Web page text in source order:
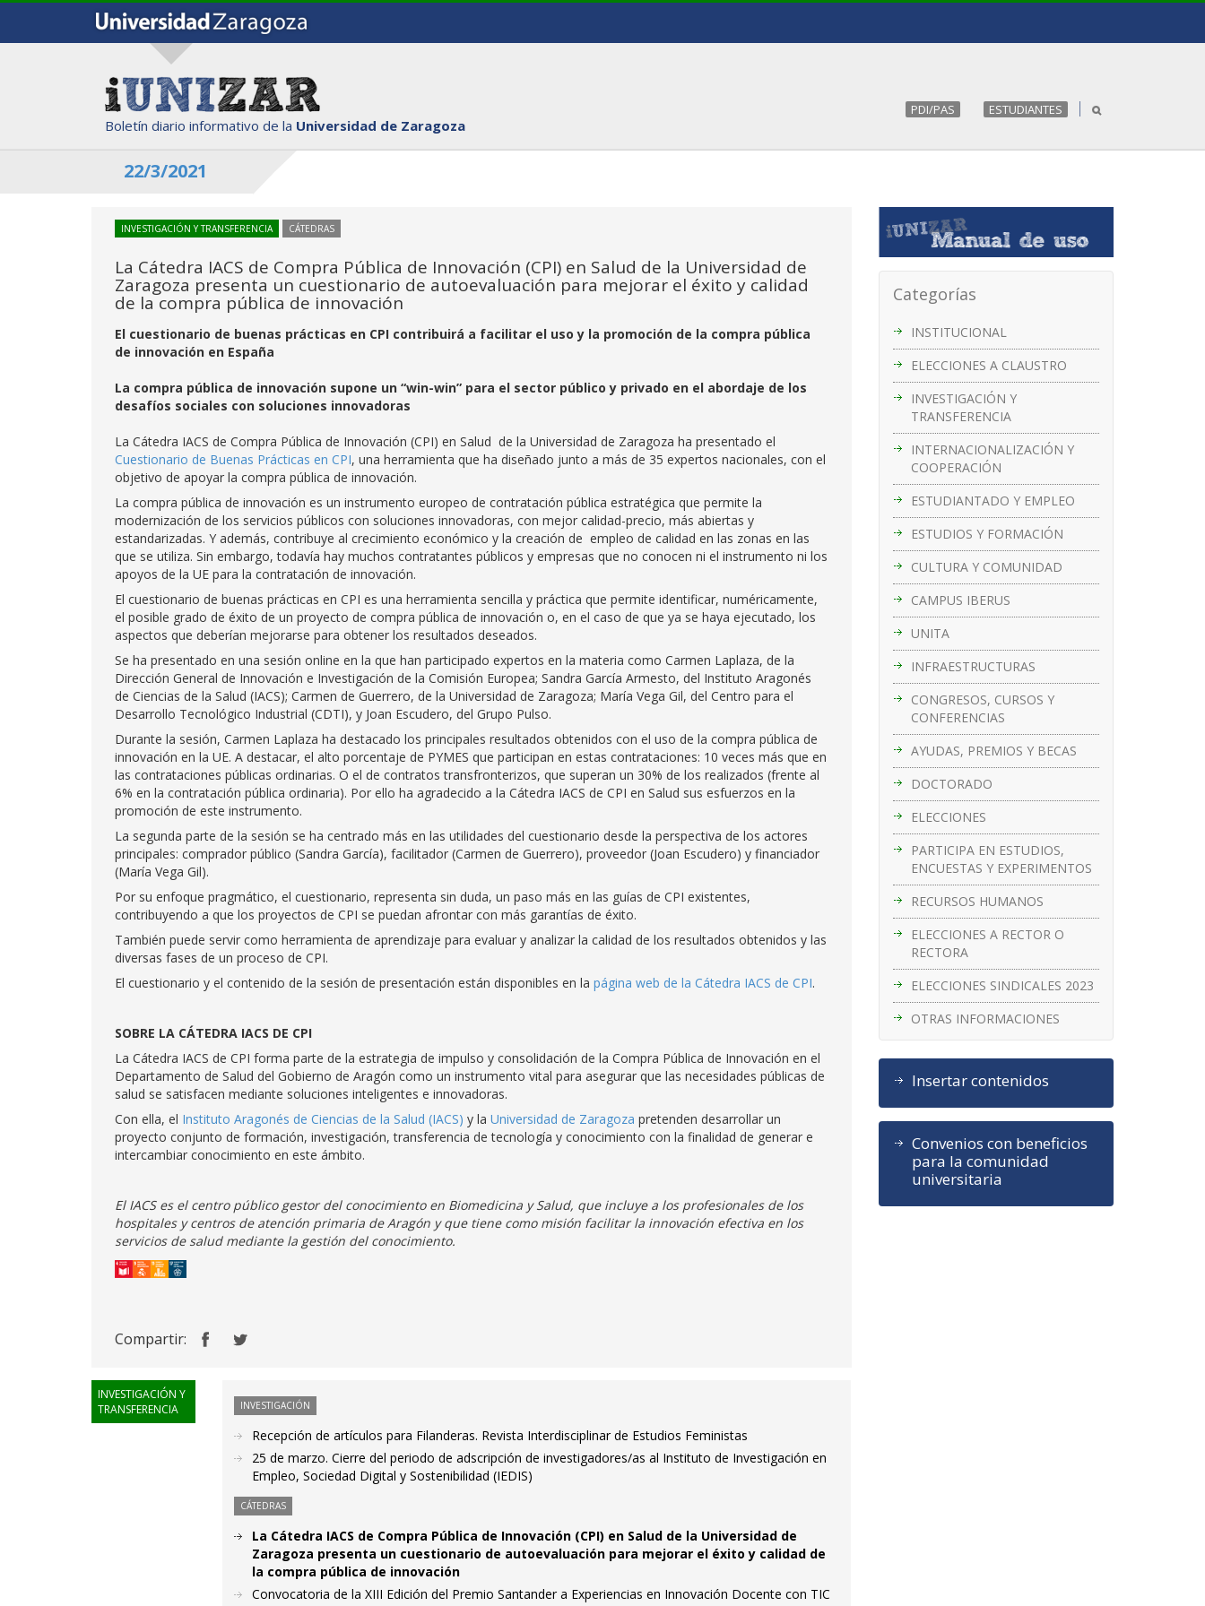
Boletín diario informativo de la Universidad de Zaragoza
PDI/PAS ESTUDIANTES
22/3/2021
Categorías
INSTITUCIONAL
ELECCIONES A CLAUSTRO
INVESTIGACIÓN Y
TRANSFERENCIA
INTERNACIONALIZACIÓN Y
COOPERACIÓN
ESTUDIANTADO Y EMPLEO
ESTUDIOS Y FORMACIÓN
CULTURA Y COMUNIDAD
CAMPUS IBERUS
UNITA
INFRAESTRUCTURAS
CONGRESOS, CURSOS Y
CONFERENCIAS
AYUDAS, PREMIOS Y BECAS
DOCTORADO
ELECCIONES
PARTICIPA EN ESTUDIOS,
ENCUESTAS Y EXPERIMENTOS
RECURSOS HUMANOS
ELECCIONES A RECTOR O
RECTORA
ELECCIONES SINDICALES 2023
OTRAS INFORMACIONES
Insertar contenidos
Convenios con beneficios
para la comunidad
universitaria
INVESTIGACIÓN Y TRANSFERENCIA CÁTEDRAS
La Cátedra IACS de Compra Pública de Innovación (CPI) en Salud de la Universidad de
Zaragoza presenta un cuestionario de autoevaluación para mejorar el éxito y calidad
de la compra pública de innovación
El cuestionario de buenas prácticas en CPI contribuirá a facilitar el uso y la promoción de la compra pública
de innovación en España
La compra pública de innovación supone un “win-win” para el sector público y privado en el abordaje de los
desafíos sociales con soluciones innovadoras
La Cátedra IACS de Compra Pública de Innovación (CPI) en Salud de la Universidad de Zaragoza ha presentado el
Cuestionario de Buenas Prácticas en CPI, una herramienta que ha diseñado junto a más de 35 expertos nacionales, con el
objetivo de apoyar la compra pública de innovación.
La compra pública de innovación es un instrumento europeo de contratación pública estratégica que permite la
modernización de los servicios públicos con soluciones innovadoras, con mejor calidad-precio, más abiertas y
estandarizadas. Y además, contribuye al crecimiento económico y la creación de empleo de calidad en las zonas en las
que se utiliza. Sin embargo, todavía hay muchos contratantes públicos y empresas que no conocen ni el instrumento ni los
apoyos de la UE para la contratación de innovación.
El cuestionario de buenas prácticas en CPI es una herramienta sencilla y práctica que permite identificar, numéricamente,
el posible grado de éxito de un proyecto de compra pública de innovación o, en el caso de que ya se haya ejecutado, los
aspectos que deberían mejorarse para obtener los resultados deseados.
Se ha presentado en una sesión online en la que han participado expertos en la materia como Carmen Laplaza, de la
Dirección General de Innovación e Investigación de la Comisión Europea; Sandra García Armesto, del Instituto Aragonés
de Ciencias de la Salud (IACS); Carmen de Guerrero, de la Universidad de Zaragoza; María Vega Gil, del Centro para el
Desarrollo Tecnológico Industrial (CDTI), y Joan Escudero, del Grupo Pulso.
Durante la sesión, Carmen Laplaza ha destacado los principales resultados obtenidos con el uso de la compra pública de
innovación en la UE. A destacar, el alto porcentaje de PYMES que participan en estas contrataciones: 10 veces más que en
las contrataciones públicas ordinarias. O el de contratos transfronterizos, que superan un 30% de los realizados (frente al
6% en la contratación pública ordinaria). Por ello ha agradecido a la Cátedra IACS de CPI en Salud sus esfuerzos en la
promoción de este instrumento.
La segunda parte de la sesión se ha centrado más en las utilidades del cuestionario desde la perspectiva de los actores
principales: comprador público (Sandra García), facilitador (Carmen de Guerrero), proveedor (Joan Escudero) y financiador
(María Vega Gil).
Por su enfoque pragmático, el cuestionario, representa sin duda, un paso más en las guías de CPI existentes,
contribuyendo a que los proyectos de CPI se puedan afrontar con más garantías de éxito.
También puede servir como herramienta de aprendizaje para evaluar y analizar la calidad de los resultados obtenidos y las
diversas fases de un proceso de CPI.
El cuestionario y el contenido de la sesión de presentación están disponibles en la página web de la Cátedra IACS de CPI.
SOBRE LA CÁTEDRA IACS DE CPI
La Cátedra IACS de CPI forma parte de la estrategia de impulso y consolidación de la Compra Pública de Innovación en el
Departamento de Salud del Gobierno de Aragón como un instrumento vital para asegurar que las necesidades públicas de
salud se satisfacen mediante soluciones inteligentes e innovadoras.
Con ella, el Instituto Aragonés de Ciencias de la Salud (IACS) y la Universidad de Zaragoza pretenden desarrollar un
proyecto conjunto de formación, investigación, transferencia de tecnología y conocimiento con la finalidad de generar e
intercambiar conocimiento en este ámbito.
El IACS es el centro público gestor del conocimiento en Biomedicina y Salud, que incluye a los profesionales de los
hospitales y centros de atención primaria de Aragón y que tiene como misión facilitar la innovación efectiva en los
servicios de salud mediante la gestión del conocimiento.
Compartir:
INVESTIGACIÓN Y
TRANSFERENCIA
INVESTIGACIÓN
Recepción de artículos para Filanderas. Revista Interdisciplinar de Estudios Feministas
25 de marzo. Cierre del periodo de adscripción de investigadores/as al Instituto de Investigación en
Empleo, Sociedad Digital y Sostenibilidad (IEDIS)
CÁTEDRAS
La Cátedra IACS de Compra Pública de Innovación (CPI) en Salud de la Universidad de
Zaragoza presenta un cuestionario de autoevaluación para mejorar el éxito y calidad de
la compra pública de innovación
Convocatoria de la XIII Edición del Premio Santander a Experiencias en Innovación Docente con TIC